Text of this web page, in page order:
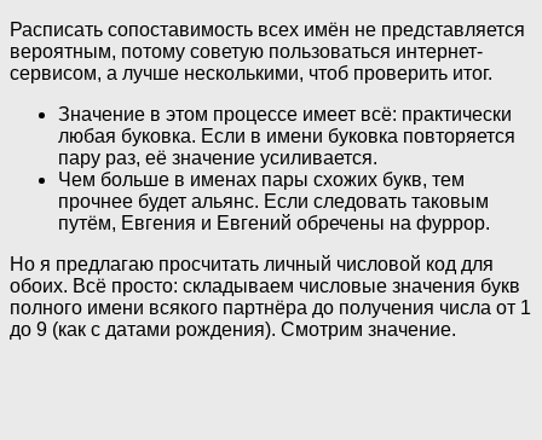
Расписать сопоставимость всех имён не представляется
вероятным, потому советую пользоваться интернет-
сервисом, а лучше несколькими, чтоб проверить итог.
Значение в этом процессе имеет всё: практически
любая буковка. Если в имени буковка повторяется
пару раз, её значение усиливается.
Чем больше в именах пары схожих букв, тем
прочнее будет альянс. Если следовать таковым
путём, Евгения и Евгений обречены на фуррор.
Но я предлагаю просчитать личный числовой код для
обоих. Всё просто: складываем числовые значения букв
полного имени всякого партнёра до получения числа от 1
до 9 (как с датами рождения). Смотрим значение.